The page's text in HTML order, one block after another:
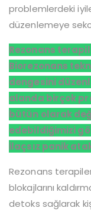
problemlerdeki
düzenlemeye
Rezonans
Biorezonans
dengesini
alanda birçok
bütün olarak
edebildiğimizi
ilaçsız panik
Rezonans
blokajlarını
detoks sağlarak